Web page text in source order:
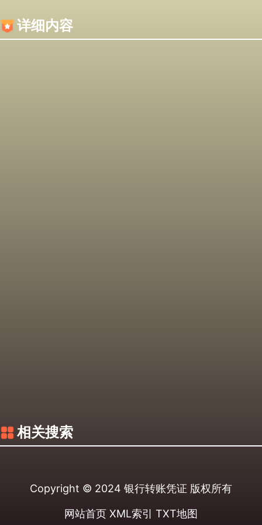
详细内容
相关搜索
Copyright © 2024 银行转账凭证 版权所有
网站首页 XML索引 TXT地图